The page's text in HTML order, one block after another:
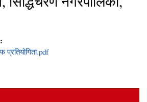
प्रतियोगिता.pdf